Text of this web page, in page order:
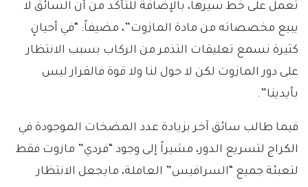
تعمل على خط سيرها، بالإضافة للتأكد من أن السائق لا
يبيع مخصصاته من مادة المازوت”، مضيفاً: “في أحيانٍ
كثيرة نسمع تعليقات التذمر من الركاب بسبب الانتظار
على دور المازوت لكن لا حول لنا ولا قوة فالقرار ليس
بأيدينا”.
فيما طالب سائق آخر بزيادة عدد المضخات الموجودة في
الكراج لتسريع الدور، مشيراً إلى وجود “فردي” مازوت فقط
لتعبئة جميع “السرافيس” العاملة، مايجعل الانتظار